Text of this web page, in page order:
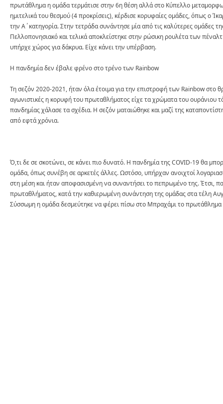
πρωτάθλημα η ομάδα τερμάτισε στην 6η θέση αλλά στο Κύπελλο
ημιτελικά του θεσμού (4 προκρίσεις), κέρδισε κορυφαίες ομάδες, όπως ο
την Α΄κατηγορία. Στην τετράδα συνάντησε μία από τις καλύτερες ομάδες
Πελλοπονησιακό και τελικά αποκλείστηκε στην ρώσικη ρουλέτα των
υπήρχε χώρος για δάκρυα. Είχε κάνει την υπέρβαση.
Η πανδημία δεν έβαλε φρένο στο τρένο των Rainbow
Τη σεζόν 2020-2021, ήταν όλα έτοιμα για την επιστροφή των Rainbow στο
αγωνιστικές η κορυφή του πρωταθλήματος είχε τα χρώματα του ουράνιου
πανδημίας χάλασε τα σχέδια. Η σεζόν ματαιώθηκε και μαζί της
από εφτά χρόνια.
Ό,τι δε σε σκοτώνει, σε κάνει πιο δυνατό. Η πανδημία της COVID-19 θα
ομάδα, όπως συνέβη σε αρκετές άλλες. Ωστόσο, υπήρχαν ανοιχτοί
στη μέση και ήταν αποφασισμένη να συναντήσει το πεπρωμένο της. Έτσι,
πρωταθλήματος, κατά την καθιερωμένη συνάντηση της ομάδας στα τέλη
Σύσσωμη η ομάδα δεσμεύτηκε να φέρει πίσω στο Μπραχάμι το πρωτάθλημα